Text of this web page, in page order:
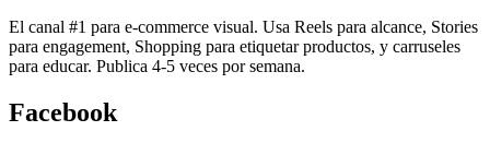
El canal #1 para e-commerce visual. Usa Reels para alcance, Stories
para engagement, Shopping para etiquetar productos, y carruseles
para educar. Publica 4-5 veces por semana.
Facebook